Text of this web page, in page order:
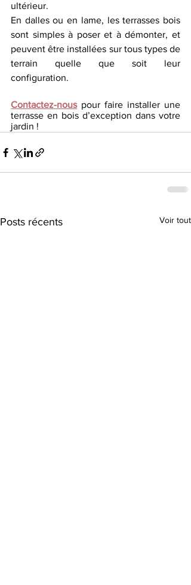
ultérieur.
En dalles ou en lame, les terrasses bois
sont simples à poser et à démonter, et
peuvent être installées sur tous types de
terrain quelle que soit leur
configuration.
Contactez-nous pour faire installer une
terrasse en bois d’exception dans votre
jardin !
Posts récents Voir tout